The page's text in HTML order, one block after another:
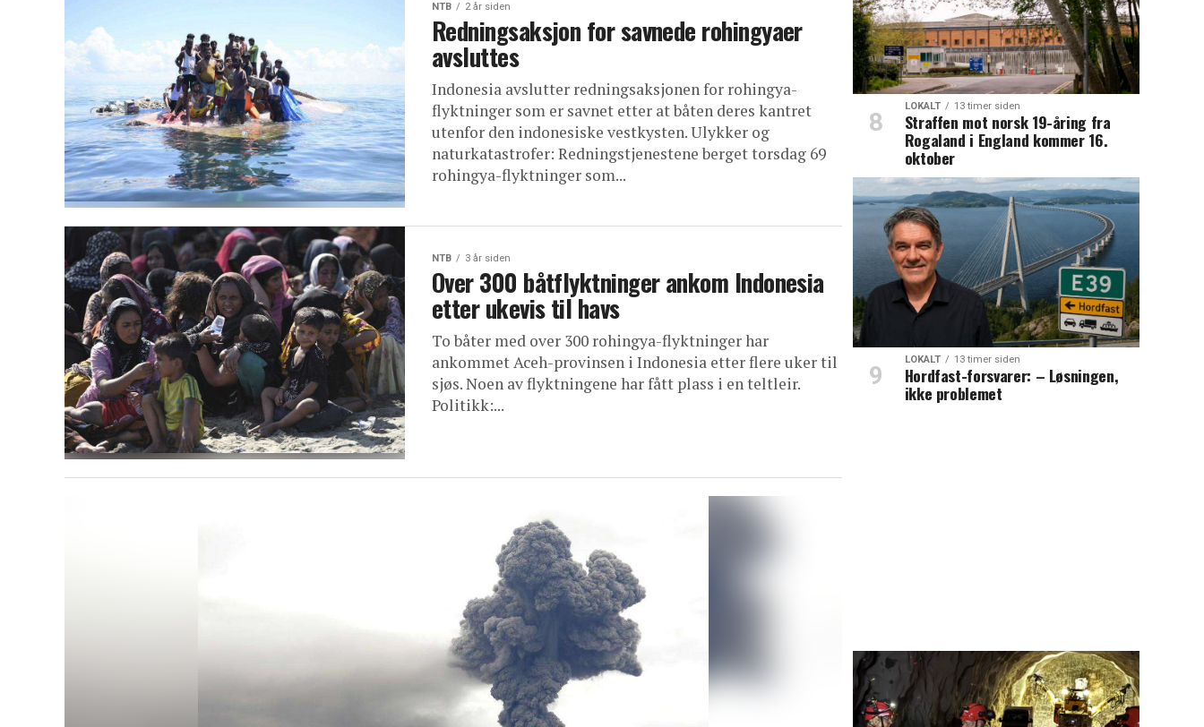
NTB 2 år siden
Redningsaksjon for savnede rohingyaer
avsluttes
Indonesia avslutter redningsaksjonen for rohingya-
flyktninger som er savnet etter at båten deres kantret
utenfor den indonesiske vestkysten. Ulykker og
naturkatastrofer: Redningstjenestene berget torsdag 69
rohingya-flyktninger som...
NTB 3 år siden
Over 300 båtflyktninger ankom Indonesia
etter ukevis til havs
To båter med over 300 rohingya-flyktninger har
ankommet Aceh-provinsen i Indonesia etter flere uker til
sjøs. Noen av flyktningene har fått plass i en teltleir.
Politikk:...
LOKALT 13 timer siden
Straffen mot norsk 19-åring fra
Rogaland i England kommer 16.
oktober
LOKALT 13 timer siden
Hordfast-forsvarer: – Løsningen,
ikke problemet